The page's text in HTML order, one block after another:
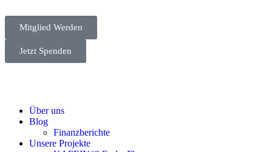
Mitglied Werden
Jetzt Spenden
Über uns
Blog
Finanzberichte
Unsere Projekte